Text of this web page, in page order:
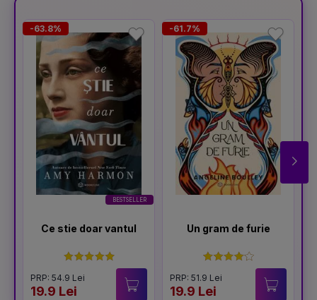
BESTSELLER
-63.8%
Ce stie doar vantul
PRP: 54.9 Lei
19.9 Lei
-61.7%
Un gram de furie
PRP: 51.9 Lei
19.9 Lei